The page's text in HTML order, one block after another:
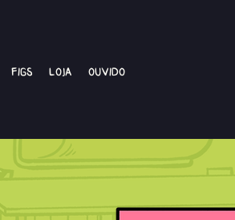
Figs Loja Ouvido